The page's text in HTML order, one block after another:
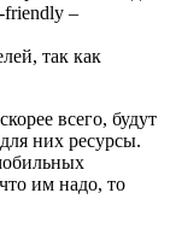
friendly –
так как
всего, будут
них ресурсы.
им надо, то